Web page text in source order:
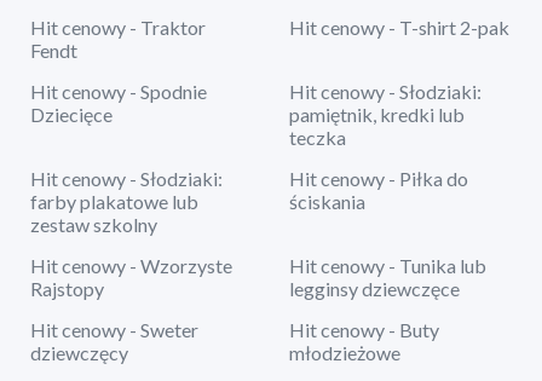
Hit cenowy - Traktor
Fendt
Hit cenowy - T-shirt 2-pak
Hit cenowy - Spodnie
Dziecięce
Hit cenowy - Słodziaki:
pamiętnik, kredki lub
teczka
Hit cenowy - Słodziaki:
farby plakatowe lub
zestaw szkolny
Hit cenowy - Piłka do
ściskania
Hit cenowy - Wzorzyste
Rajstopy
Hit cenowy - Tunika lub
legginsy dziewczęce
Hit cenowy - Sweter
dziewczęcy
Hit cenowy - Buty
młodzieżowe